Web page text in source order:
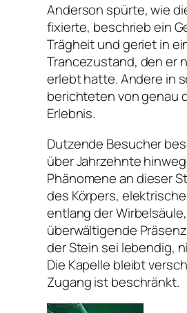
Anderson spürte, wie
fixierte, beschrieb ein
Trägheit und geriet in
Trancezustand, den er
erlebt hatte. Andere in
berichteten von genau
Erlebnis.
Dutzende Besucher
über Jahrzehnte
Phänomene an dieser
des Körpers,
entlang der
überwältigende
der Stein sei lebendig,
Die Kapelle bleibt
Zugang ist beschränkt.